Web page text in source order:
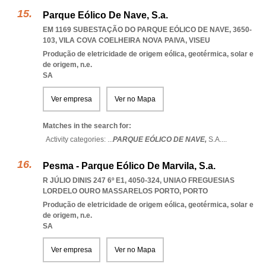
Parque Eólico De Nave, S.a.
EM 1169 SUBESTAÇÃO DO PARQUE EÓLICO DE NAVE, 3650-
103, VILA COVA COELHEIRA NOVA PAIVA, VISEU
Produção de eletricidade de origem eólica, geotérmica, solar e
de origem, n.e.
SA
Ver empresa Ver no Mapa
Matches in the search for:
Activity categories: ...PARQUE EÓLICO DE NAVE, S.A....
Pesma - Parque Eólico De Marvila, S.a.
R JÚLIO DINIS 247 6º E1, 4050-324, UNIAO FREGUESIAS
LORDELO OURO MASSARELOS PORTO, PORTO
Produção de eletricidade de origem eólica, geotérmica, solar e
de origem, n.e.
SA
Ver empresa Ver no Mapa